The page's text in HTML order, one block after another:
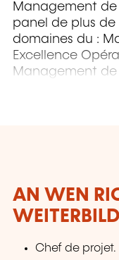
Management de
panel de plus de
domaines du :
Excellence
Management de
Management
AN WEN
Chef de projet.